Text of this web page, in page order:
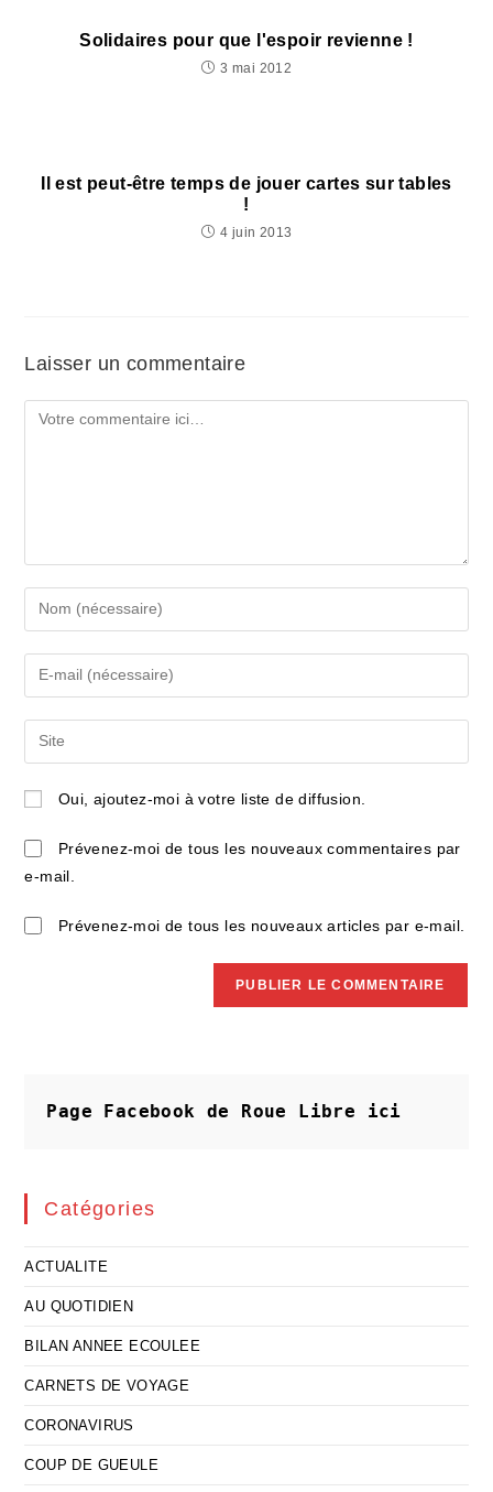
Solidaires pour que l'espoir revienne !
3 mai 2012
Il est peut-être temps de jouer cartes sur tables
!
4 juin 2013
Laisser un commentaire
Comment
Enter
your
name
comment
Enter
your
email
address
comment
Saisir
l’URL
de
site
(facultatif)
Oui, ajoutez-moi à votre liste de diffusion.
Prévenez-moi de tous les nouveaux commentaires par
e-mail.
Prévenez-moi de tous les nouveaux articles par e-mail.
Page Facebook de Roue Libre ici
Catégories
ACTUALITE
AU QUOTIDIEN
BILAN ANNEE ECOULEE
CARNETS DE VOYAGE
CORONAVIRUS
COUP DE GUEULE